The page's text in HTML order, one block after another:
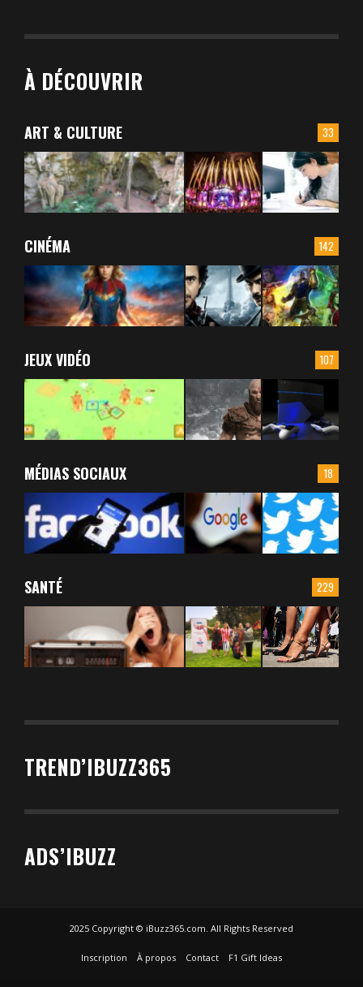
À DÉCOUVRIR
33
ART & CULTURE
142
CINÉMA
107
JEUX VIDÉO
18
MÉDIAS SOCIAUX
229
SANTÉ
TREND’IBUZZ365
ADS’IBUZZ
2025 Copyright © iBuzz365.com. All Rights Reserved
Inscription À propos Contact F1 Gift Ideas